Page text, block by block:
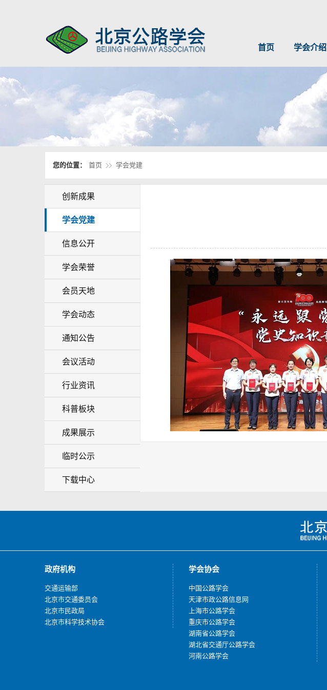
首页 学会介绍
您的位置： 首页 学会党建
创新成果
学会党建
信息公开
学会荣誉
会员天地
学会动态
通知公告
会议活动
行业资讯
科普板块
成果展示
临时公示
下载中心
政府机构
交通运输部
北京市交通委员会
北京市民政局
北京市科学技术协会
学会协会
中国公路学会
天津市政公路信息网
上海市公路学会
重庆市公路学会
湖南省公路学会
湖北省交通厅公路学会
河南公路学会